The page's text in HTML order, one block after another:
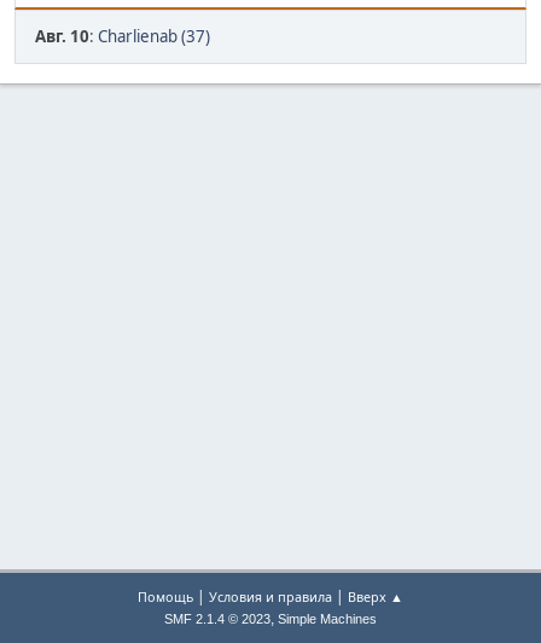
Авг. 10: Charlienab (37)
Помощь | Условия и правила | Вверх ▲
SMF 2.1.4 © 2023, Simple Machines